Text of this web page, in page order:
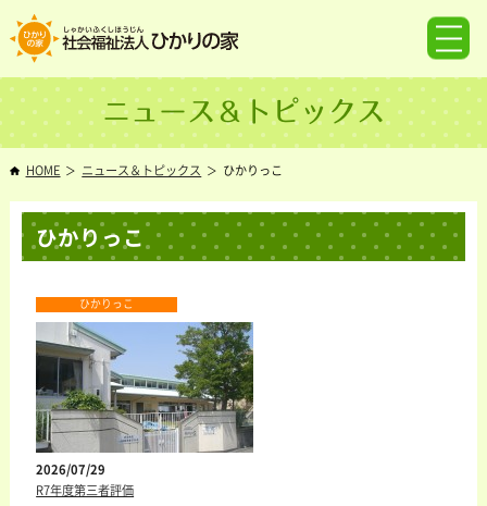
ニュース＆トピックス
HOME ニュース＆トピックス ひかりっこ
ひかりっこ
ひかりっこ
2026/07/29
R7年度第三者評価